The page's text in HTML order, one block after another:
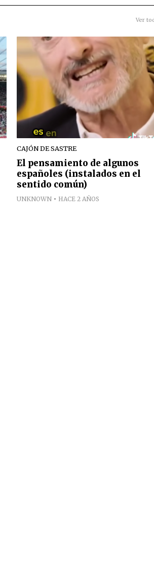
Ver
CAJÓN DE SASTRE
El pensamiento de algunos
españoles (instalados en el
sentido común)
UNKNOWN HACE 2 AÑOS